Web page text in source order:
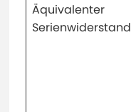
Äquivalenter
Serienwiderstand